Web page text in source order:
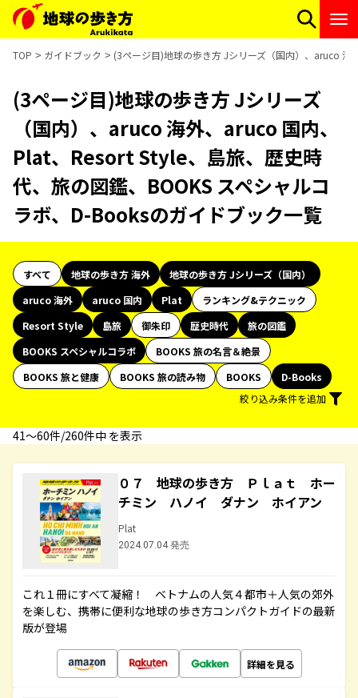
TOP ガイドブック (3ページ目)地球の歩き方 Jシリーズ（国内）、aruco
(3ページ目)地球の歩き方 Jシリーズ
（国内）、aruco 海外、aruco 国内、
Plat、Resort Style、島旅、歴史時
代、旅の図鑑、BOOKS スペシャルコ
ラボ、D-Booksのガイドブック一覧
すべて 地球の歩き方 海外
地球の歩き方 Jシリーズ（国内）
aruco 海外
aruco 国内 Plat
ランキング&テクニック
Resort Style
島旅 御朱印 歴史時代
旅の図鑑
BOOKS スペシャルコラボ
BOOKS 旅の名言＆絶景
BOOKS 旅と健康
BOOKS 旅の読み物 BOOKS
D-Books
絞り込み条件を追加
41〜60件/260件中 を表示
０７ 地球の歩き方 Ｐｌａｔ ホー
チミン ハノイ ダナン ホイアン
Plat
2024.07.04 発売
これ１冊にすべて凝縮！ ベトナムの人気４都市＋人気の郊外
を楽しむ、携帯に便利な地球の歩き方コンパクトガイドの最新
版が登場
詳細を見る